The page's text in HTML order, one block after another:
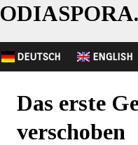
DEUTSCH ENGLISH
Das erste
verschoben